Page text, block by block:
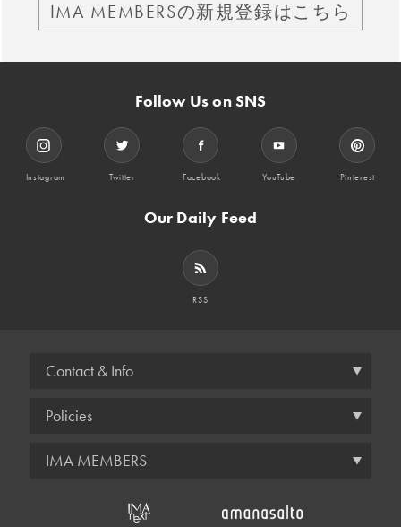
IMA MEMBERSの新規登録はこちら
Follow Us on SNS
Instagram Twitter Facebook YouTube Pinterest
Our Daily Feed
RSS
Contact & Info
Policies
IMA MEMBERS